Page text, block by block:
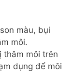
màu, bụi
môi.
thâm môi trên
dụng để môi